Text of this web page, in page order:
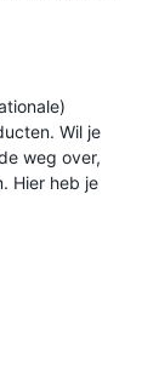
Wil je
weg over,
Hier heb je